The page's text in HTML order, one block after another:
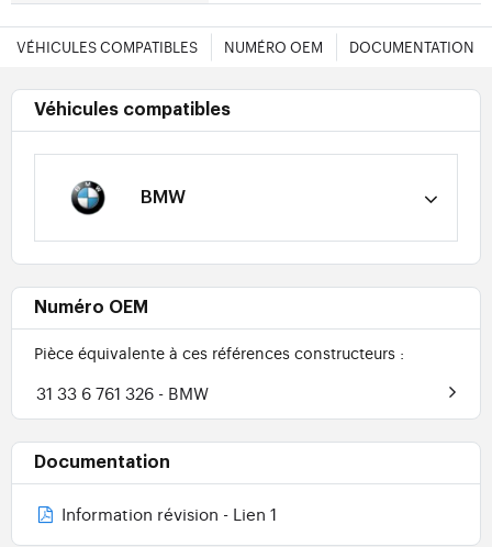
VÉHICULES COMPATIBLES NUMÉRO OEM DOCUMENTATION
Véhicules compatibles
BMW
Numéro OEM
Pièce équivalente à ces références constructeurs :
31 33 6 761 326 - BMW
Documentation
Information révision - Lien 1